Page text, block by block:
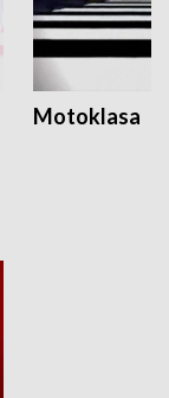
Motoklasa